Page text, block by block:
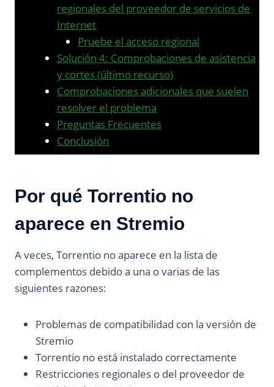
regionales del proveedor de servicios de
Internet
Pruebe el acceso regional
Solución 4: Comprobaciones de asistencia
y cortes (último recurso)
Comprobaciones adicionales que suelen
resolver el problema
Preguntas Frecuentes
Conclusión
Por qué Torrentio no
aparece en Stremio
A veces, Torrentio no aparece en la lista de
complementos debido a una o varias de las
siguientes razones:
Problemas de compatibilidad con la versión de
Stremio
Torrentio no está instalado correctamente
Restricciones regionales o del proveedor de